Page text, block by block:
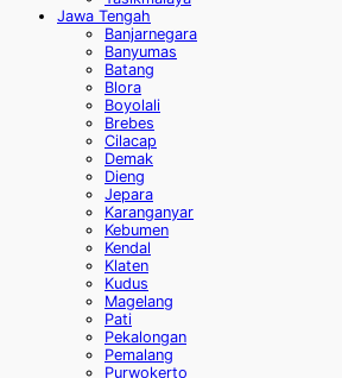
Jawa Tengah
Banjarnegara
Banyumas
Batang
Blora
Boyolali
Brebes
Cilacap
Demak
Dieng
Jepara
Karanganyar
Kebumen
Kendal
Klaten
Kudus
Magelang
Pati
Pekalongan
Pemalang
Purwokerto